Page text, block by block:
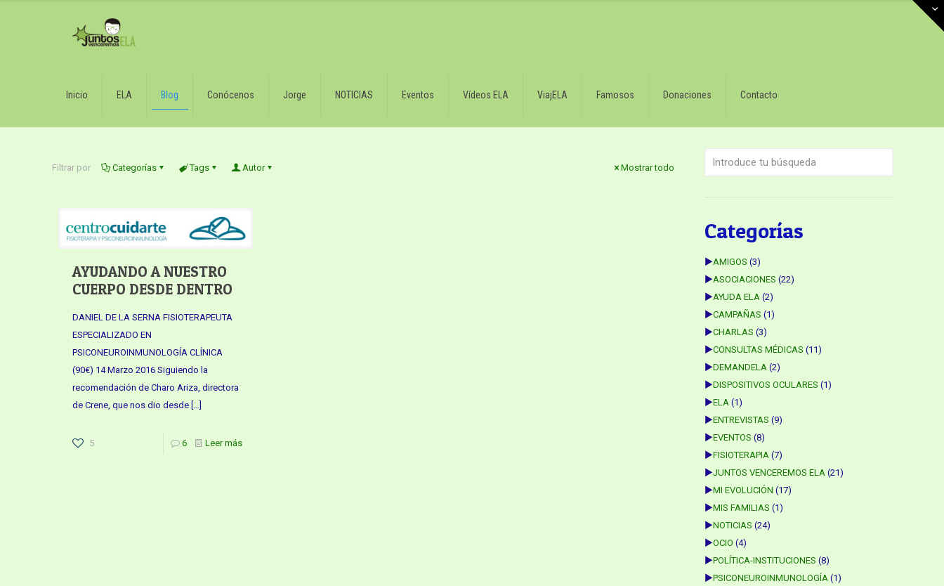
Inicio ELA Blog Conócenos Jorge NOTICIAS Eventos Vídeos ELA ViajELA Famosos Donaciones Contacto
Filtrar por Categorías Tags Autor Mostrar todo
AYUDANDO A NUESTRO
CUERPO DESDE DENTRO
DANIEL DE LA SERNA FISIOTERAPEUTA
ESPECIALIZADO EN
PSICONEUROINMUNOLOGÍA CLÍNICA
(90€) 14 Marzo 2016 Siguiendo la
recomendación de Charo Ariza, directora
de Crene, que nos dio desde[…]
5 6 Leer más
Categorías
►AMIGOS (3)
►ASOCIACIONES (22)
►AYUDA ELA (2)
►CAMPAÑAS (1)
►CHARLAS (3)
►CONSULTAS MÉDICAS (11)
►DEMANDELA (2)
►DISPOSITIVOS OCULARES (1)
►ELA (1)
►ENTREVISTAS (9)
►EVENTOS (8)
►FISIOTERAPIA (7)
►JUNTOS VENCEREMOS ELA (21)
►MI EVOLUCIÓN (17)
►MIS FAMILIAS (1)
►NOTICIAS (24)
►OCIO (4)
►POLÍTICA-INSTITUCIONES (8)
►PSICONEUROINMUNOLOGÍA (1)